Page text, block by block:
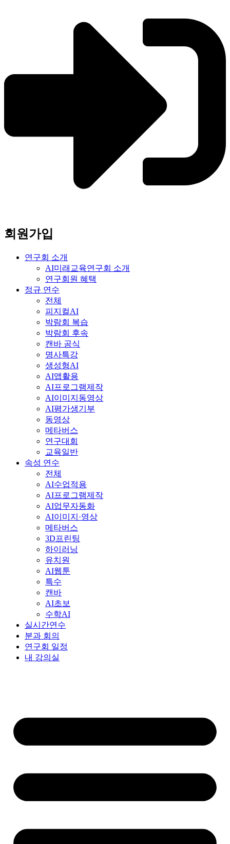
회원가입
연구회 소개
AI미래교육연구회 소개
연구회원 혜택
정규 연수
전체
피지컬AI
박람회 복습
박람회 후속
캔바 공식
명사특강
생성형AI
AI앱활용
AI프로그램제작
AI이미지동영상
AI평가생기부
동영상
메타버스
연구대회
교육일반
속성 연수
전체
AI수업적용
AI프로그램제작
AI업무자동화
AI이미지·영상
메타버스
3D프린팅
하이러닝
유치원
AI웹툰
특수
캔바
AI초보
수학AI
실시간연수
분과 회의
연구회 일정
내 강의실